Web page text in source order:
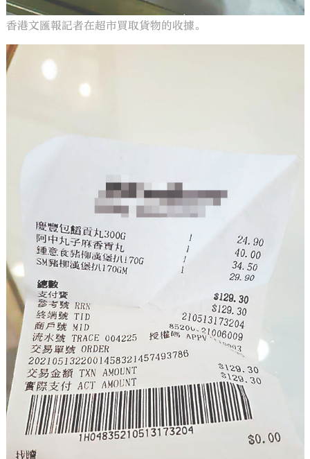
香港文匯報記者在超市買取貨物的收據。